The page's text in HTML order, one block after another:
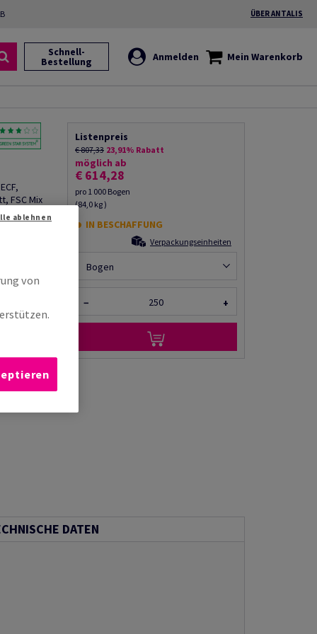
ÜBER ANTALIS
Schnell-
Bestellung Anmelden Mein Warenkorb
FSC Mix
Listenpreis
€ 807,33 23,91% Rabatt
möglich ab
€ 614,28
pro 1 000 Bogen
(84,0 kg )
IN BESCHAFFUNG
Verpackungseinheiten
Bogen
− +
DATEN
von
ablehnen